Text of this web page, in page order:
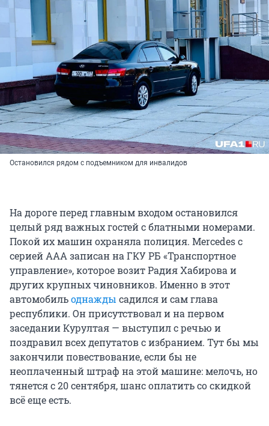
Остановился рядом с подъемником для инвалидов
На дороге перед главным входом остановился
целый ряд важных гостей с блатными номерами.
Покой их машин охраняла полиция. Mercedes с
серией ААА записан на ГКУ РБ «Транспортное
управление», которое возит Радия Хабирова и
других крупных чиновников. Именно в этот
автомобильоднажды садился и сам глава
республики. Он присутствовал и на первом
заседании Курултая — выступил с речью и
поздравил всех депутатов с избранием. Тут бы мы
закончили повествование, если бы не
неоплаченный штраф на этой машине: мелочь, но
тянется с 20 сентября, шанс оплатить со скидкой
всё еще есть.